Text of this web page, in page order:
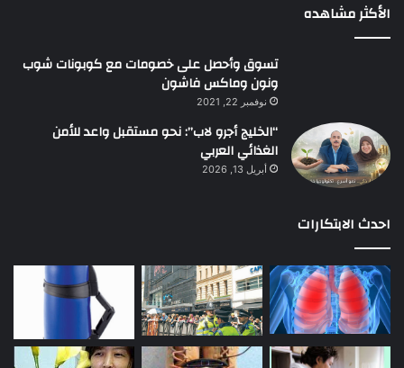
الأكثر مشاهده
تسوق وأحصل على خصومات مع كوبونات شوب
ونون وماكس فاشون
نوفمبر 22, 2021
“الخليج أجرو لاب”: نحو مستقبل واعد للأمن
الغذائي العربي
أبريل 13, 2026
احدث الابتكارات